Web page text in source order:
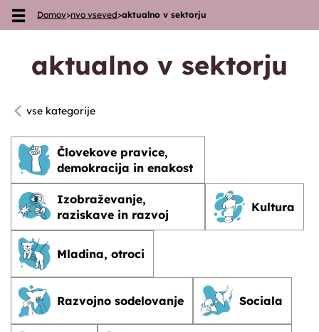
Skoči na vsebino
Domov>nvo vseved>aktualno v sektorju
aktualno v sektorju
vse kategorije
Človekove pravice,
demokracija in enakost
Izobraževanje,
raziskave in razvoj
Kultura
Mladina, otroci
Razvojno sodelovanje Sociala